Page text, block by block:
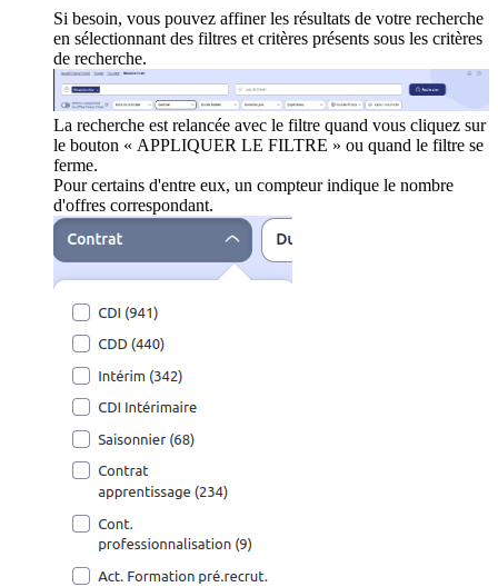
Si besoin, vous pouvez affiner les résultats de votre recherche
en sélectionnant des filtres et critères présents sous les critères
de recherche.
La recherche est relancée avec le filtre quand vous cliquez sur
le bouton « APPLIQUER LE FILTRE » ou quand le filtre se
ferme.
Pour certains d'entre eux, un compteur indique le nombre
d'offres correspondant.